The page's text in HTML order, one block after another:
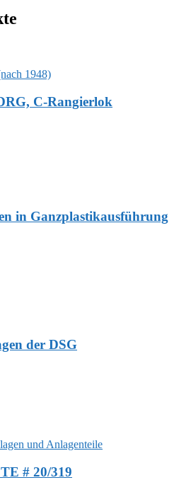
1948)
C-Rangierlok
in Ganzplastikausführung
der DSG
und Anlagenteile
# 20/319